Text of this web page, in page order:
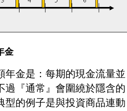
金
年金是：每期的現金流量並
過『通常』會圍繞於隱含的
型的例子是與投資商品連動